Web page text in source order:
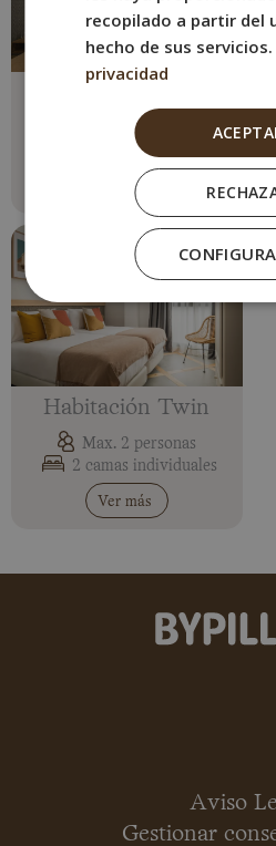
Max. 2 personas
1 cama doble
Ver más
Habitación Twin
Max. 2 personas
2 camas individuales
Ver más
Aviso
Gestionar
recopilado a partir del
hecho de sus servicios.
privacidad